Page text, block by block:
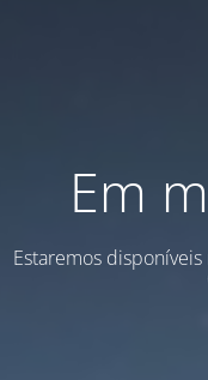
Em
Estaremos disponíveis